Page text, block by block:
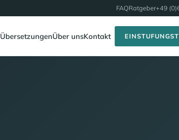
FAQRatgeber+49
ÜbersetzungenÜber unsKontakt